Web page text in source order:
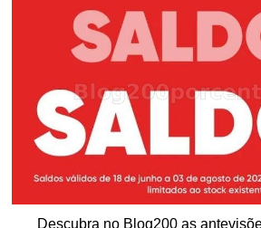
Descubra no Blog200 as